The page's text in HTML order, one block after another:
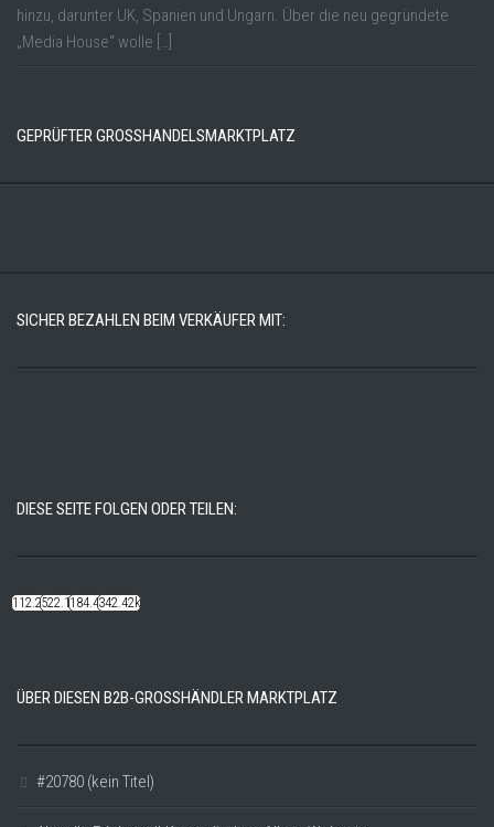
hinzu, darunter UK, Spanien und Ungarn. Über die neu gegründete
„Media House“ wolle […]
GEPRÜFTER GROSSHANDELSMARKTPLATZ
SICHER BEZAHLEN BEIM VERKÄUFER MIT:
DIESE SEITE FOLGEN ODER TEILEN:
112.22k522.14k184.48k342.42k
ÜBER DIESEN B2B-GROSSHÄNDLER MARKTPLATZ
#20780 (kein Titel)